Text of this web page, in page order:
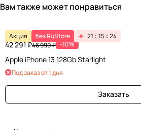
Вам также может понравиться
Акция без RuStore 21 15 24
42 291 ₽46 990 ₽ -10%
Apple iPhone 13 128Gb Starlight
Под заказ от 1 дня
Заказать